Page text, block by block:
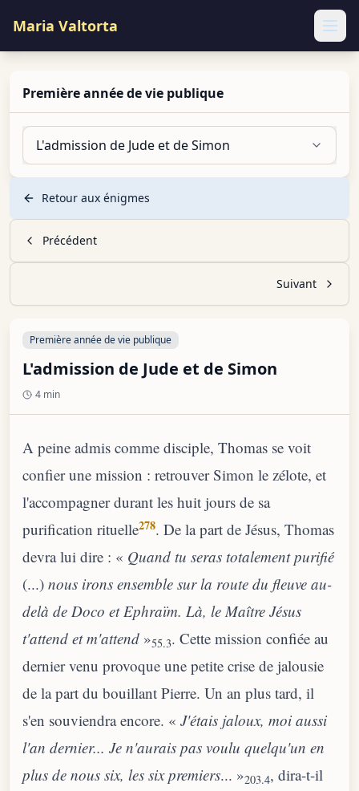
Maria Valtorta
Première année de vie publique
L'admission de Jude et de Simon
Retour aux énigmes
Précédent
Suivant
Première année de vie publique
L'admission de Jude et de Simon
4 min
A peine admis comme disciple, Thomas se voit
confier une mission : retrouver Simon le zélote, et
l'accompagner durant les huit jours de sa
purification rituelle278. De la part de Jésus, Thomas
devra lui dire : « Quand tu seras totalement purifié
(...) nous irons ensemble sur la route du fleuve au-
delà de Doco et Ephraïm. Là, le Maître Jésus
t'attend et m'attend »55.3. Cette mission confiée au
dernier venu provoque une petite crise de jalousie
de la part du bouillant Pierre. Un an plus tard, il
s'en souviendra encore. « J'étais jaloux, moi aussi
l'an dernier... Je n'aurais pas voulu quelqu'un en
plus de nous six, les six premiers... »203.4, dira-t-il